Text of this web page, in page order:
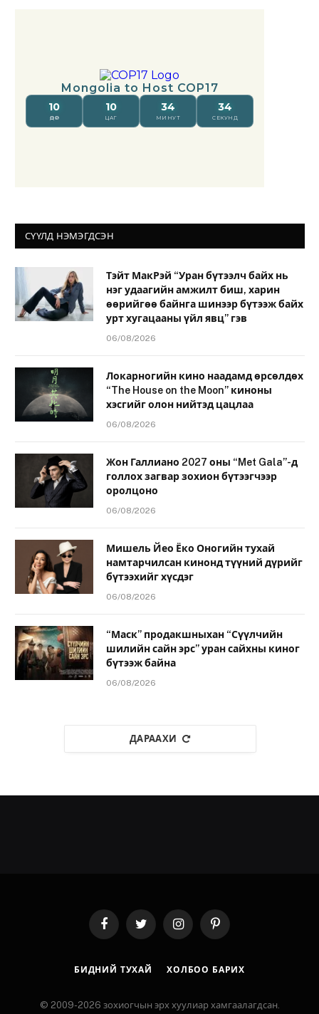
СҮҮЛД НЭМЭГДСЭН
Тэйт МакРэй “Уран бүтээлч байх нь
нэг удаагийн амжилт биш, харин
өөрийгөө байнга шинээр бүтээж байх
урт хугацааны үйл явц” гэв
06/08/2026
Локарногийн кино наадамд өрсөлдөх
“The House on the Moon” киноны
хэсгийг олон нийтэд цацлаа
06/08/2026
Жон Галлиано 2027 оны “Met Gala”-д
голлох загвар зохион бүтээгчээр
оролцоно
06/08/2026
Мишель Йео Ёко Оногийн тухай
намтарчилсан кинонд түүний дүрийг
бүтээхийг хүсдэг
06/08/2026
“Маск” продакшныхан “Сүүлчийн
шилийн сайн эрс” уран сайхны киног
бүтээж байна
06/08/2026
ДАРААХИ
FacebookTwitter InstagramPinterest
БИДНИЙ ТУХАЙ ХОЛБОО БАРИХ
© 2009-2026 зохиогчын эрх хуулиар хамгаалагдсан.